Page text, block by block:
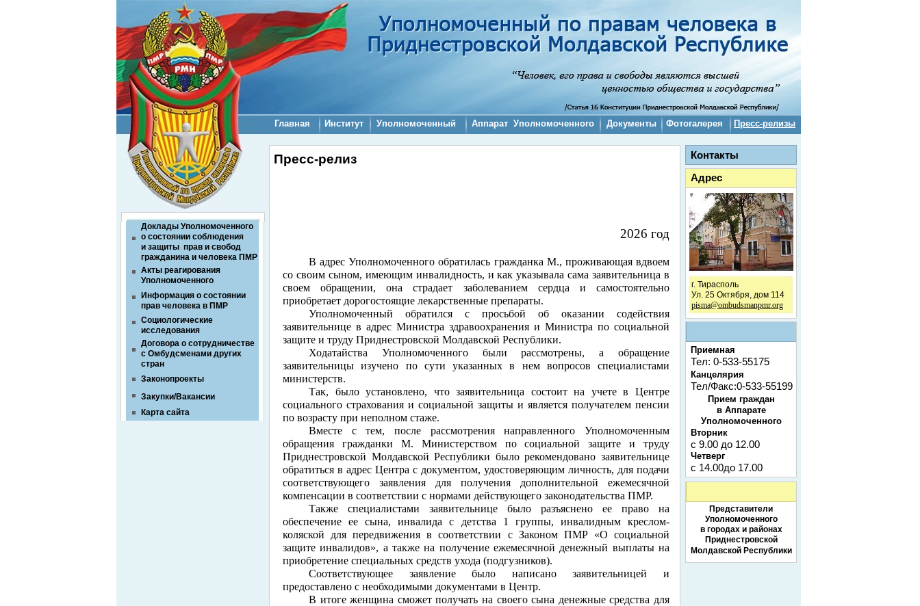
Доклады Уполномоченного
о состоянии соблюдения
и защиты прав и свобод
гражданина и человека ПМР
Акты реагирования
Уполномоченного
Информация о состоянии
прав человека в ПМР
Социологические
исследования
Договора о сотрудничестве
с Омбудсменами других
стран
Законопроекты
Закупки/Вакансии
Карта сайта
Официальный сайт Уполномоченного по правам человека в
Приднестровской Молдавской Республике
Главная Институт Уполномоченный Аппарат Уполномоченного Документы Фотогалерея Пресс-релизы
Пресс-релиз
2026 год
В адрес Уполномоченного обратилась гражданка М., проживающая вдвоем
со своим сыном, имеющим инвалидность, и как указывала сама заявительница в
своем обращении, она страдает заболеванием сердца и самостоятельно
приобретает дорогостоящие лекарственные препараты.
Уполномоченный обратился с просьбой об оказании содействия
заявительнице в адрес Министра здравоохранения и Министра по социальной
защите и труду Приднестровской Молдавской Республики.
Ходатайства Уполномоченного были рассмотрены, а обращение
заявительницы изучено по сути указанных в нем вопросов специалистами
министерств.
Так, было установлено, что заявительница состоит на учете в Центре
социального страхования и социальной защиты и является получателем пенсии
по возрасту при неполном стаже.
Вместе с тем, после рассмотрения направленного Уполномоченным
обращения гражданки М. Министерством по социальной защите и труду
Приднестровской Молдавской Республики было рекомендовано заявительнице
обратиться в адрес Центра с документом, удостоверяющим личность, для подачи
соответствующего заявления для получения дополнительной ежемесячной
компенсации в соответствии с нормами действующего законодательства ПМР.
Также специалистами заявительнице было разъяснено ее право на
обеспечение ее сына, инвалида с детства 1 группы, инвалидным креслом-
коляской для передвижения в соответствии с Законом ПМР «О социальной
защите инвалидов», а также на получение ежемесячной денежный выплаты на
приобретение специальных средств ухода (подгузников).
Соответствующее заявление было написано заявительницей и
предоставлено с необходимыми документами в Центр.
В итоге женщина сможет получать на своего сына денежные средства для
Контакты
Адрес
г. Тирасполь
Ул. 25 Октября, дом 114
pisma@ombudsmanpmr.org
Приемная
Тел: 0-533-55175
Канцелярия
Тел/Факс:0-533-55199
Прием граждан
в Аппарате
Уполномоченного
Вторник
с 9.00 до 12.00
Четверг
с 14.00до 17.00
Представители
Уполномоченного
в городах и районах
Приднестровской
Молдавской Республики